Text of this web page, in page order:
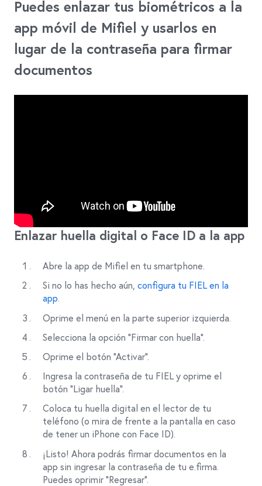
Puedes enlazar tus biométricos a la
app móvil de Mifiel y usarlos en
lugar de la contraseña para firmar
documentos
Enlazar huella digital o Face ID a la app
Abre la app de Mifiel en tu smartphone.
Si no lo has hecho aún, configura tu FIEL en la
app.
Oprime el menú en la parte superior izquierda.
Selecciona la opción “Firmar con huella”.
Oprime el botón “Activar”.
Ingresa la contraseña de tu FIEL y oprime el
botón “Ligar huella”.
Coloca tu huella digital en el lector de tu
teléfono (o mira de frente a la pantalla en caso
de tener un iPhone con Face ID).
¡Listo! Ahora podrás firmar documentos en la
app sin ingresar la contraseña de tu e.firma.
Puedes oprimir “Regresar”.